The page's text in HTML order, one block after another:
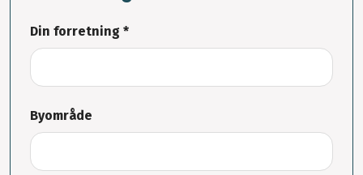
Din forretning *
Byområde